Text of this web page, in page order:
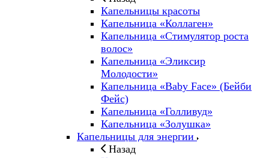
Капельницы красоты
Капельница «Коллаген»
Капельница «Стимулятор роста
волос»
Капельница «Эликсир
Молодости»
Капельница «Baby Face» (Бейби
Фейс)
Капельница «Голливуд»
Капельница «Золушка»
Капельницы для энергии
Назад